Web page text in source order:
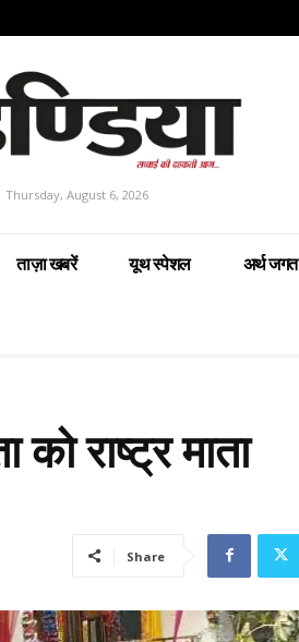
Thursday, August 6, 2026
ताज़ा खबरें यूथ स्पेशल अर्थ जगत
को राष्ट्र माता
Share